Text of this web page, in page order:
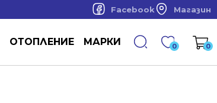
Facebook Магазин
ОТОПЛЕНИЕ МАРКИ 0 0